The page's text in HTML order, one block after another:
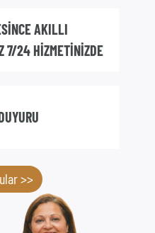
AKILLI
7/24 HİZMETİNİZDE
>>